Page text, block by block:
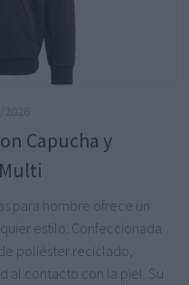
Capucha y
para hombre ofrece un
estilo. Confeccionada
poliéster reciclado,
al contacto con la piel. Su